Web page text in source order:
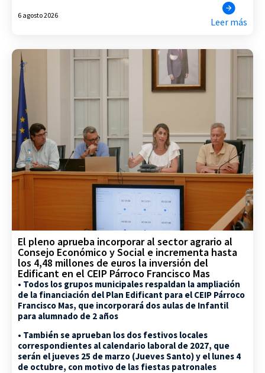
6 agosto 2026
Leer más
El pleno aprueba incorporar al sector agrario al
Consejo Económico y Social e incrementa hasta
los 4,48 millones de euros la inversión del
Edificant en el CEIP Párroco Francisco Mas
• Todos los grupos municipales respaldan la ampliación
de la financiación del Plan Edificant para el CEIP Párroco
Francisco Mas, que incorporará dos aulas de Infantil
para alumnado de 2 años
• También se aprueban los dos festivos locales
correspondientes al calendario laboral de 2027, que
serán el jueves 25 de marzo (Jueves Santo) y el lunes 4
de octubre, con motivo de las fiestas patronales